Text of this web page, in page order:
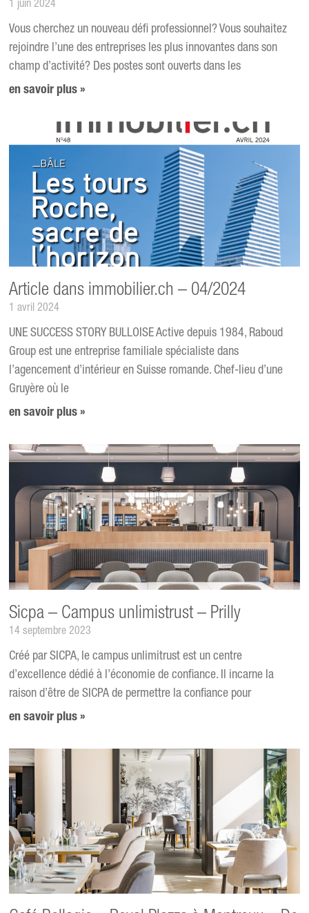
1 juin 2024
Vous cherchez un nouveau défi professionnel? Vous souhaitez
rejoindre l’une des entreprises les plus innovantes dans son
champ d’activité? Des postes sont ouverts dans les
en savoir plus »
Article dans immobilier.ch – 04/2024
1 avril 2024
UNE SUCCESS STORY BULLOISE Active depuis 1984, Raboud
Group est une entreprise familiale spécialiste dans
l’agencement d’intérieur en Suisse romande. Chef-lieu d’une
Gruyère où le
en savoir plus »
Sicpa – Campus unlimistrust – Prilly
14 septembre 2023
Créé par SICPA, le campus unlimitrust est un centre
d’excellence dédié à l’économie de confiance. Il incarne la
raison d’être de SICPA de permettre la confiance pour
en savoir plus »